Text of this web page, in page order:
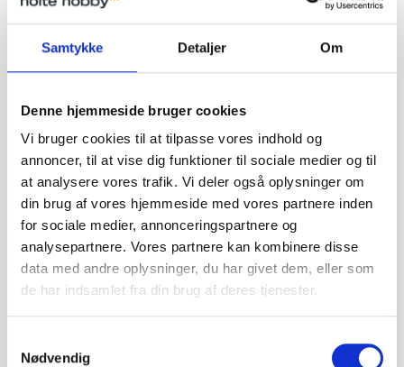
Samtykke Detaljer Om
Denne hjemmeside bruger cookies
Vi bruger cookies til at tilpasse vores indhold og
annoncer, til at vise dig funktioner til sociale medier og til
at analysere vores trafik. Vi deler også oplysninger om
din brug af vores hjemmeside med vores partnere inden
for sociale medier, annonceringspartnere og
analysepartnere. Vores partnere kan kombinere disse
data med andre oplysninger, du har givet dem, eller som
de har indsamlet fra din brug af deres tjenester.
Nødvendig
Maverick
MV22055
Vis produkt